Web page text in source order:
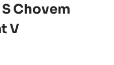
Chovem
V